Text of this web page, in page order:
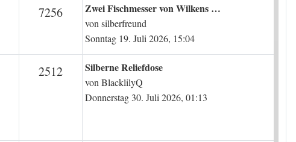
7256BeiträgeLetzter Beitrag
Zwei Fischmesser von Wilkens …
vonsilberfreund
Sonntag 19. Juli 2026, 15:04
2512BeiträgeLetzter Beitrag
Silberne Reliefdose
vonBlacklilyQ
Donnerstag 30. Juli 2026, 01:13